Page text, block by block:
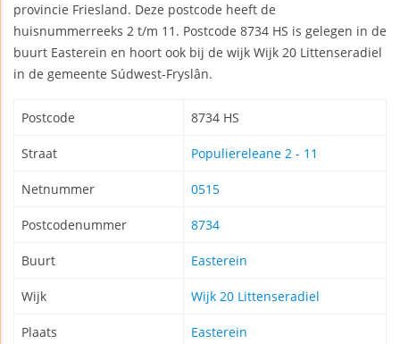
provincie Friesland. Deze postcode heeft de
huisnummerreeks 2 t/m 11. Postcode 8734 HS is gelegen in de
buurt Easterein en hoort ook bij de wijk Wijk 20 Littenseradiel
in de gemeente Súdwest-Fryslân.
Postcode 8734 HS
Straat Populiereleane 2 - 11
Netnummer 0515
Postcodenummer 8734
Buurt Easterein
Wijk Wijk 20 Littenseradiel
Plaats Easterein